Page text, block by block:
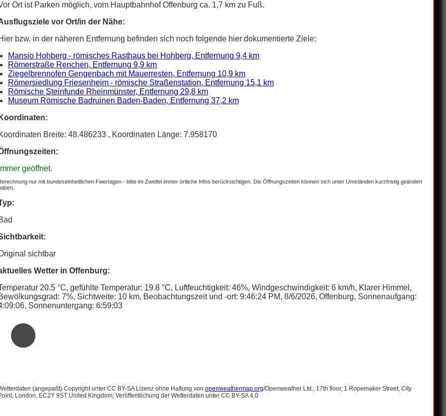
Ort ist Parken möglich, vom Hauptbahnhof Offenburg ca. 1,7 km zu Fuß.
vor Ort/in der Nähe:
bzw. in der näheren Entfernung befinden sich noch folgende hier dokumentierte Ziele:
Mansio Hohberg - römisches Rasthaus bei Hohberg, Entfernung 9,4 km
Römerstraße Renchen, Entfernung 9,9 km
Ziegelbrennofen Gengenbach mit Mauerresten, Entfernung 10,9 km
Römersiedlung Friesenheim - römische Straßenstation, Entfernung 15,1 km
Römische Steinfunde Rheinmünster, Entfernung 29,8 km
Museum Römische Badruinen Baden-Baden, Entfernung 37,2 km
Koordinaten:
Breite: 48.486233 , Koordinaten Länge: 7.958170
Immer geöffnet.
nur mit bundeseinheitlichen Feiertagen - bitte im Zweifel immer örtliche Infos berücksichtigen. Die Öffnungszeiten können sich unter Umständen kurzfristig geändert
sichtbar
Wetter in Offenburg:
20.5 °C, gefühlte Temperatur: 19.8 °C, Luftfeuchtigkeit: 46%, Windgeschwindigkeit: 6 km/h, Klarer Himmel,
7%, Sichtweite: 10 km, Beobachtungszeit und -ort: 9:46:24 PM, 8/6/2026, Offenburg, Sonnenaufgang:
Sonnenuntergang: 6:59:03
(angepaßt) Copyright unter CC BY-SA Lizenz ohne Haftung von openweathermap.org/Openweather Ltd., 17th floor, 1 Ropemaker Street, City
London, EC2Y 9ST United Kingdom; Veröffentlichung der Wetterdaten unter CC BY-SA 4.0